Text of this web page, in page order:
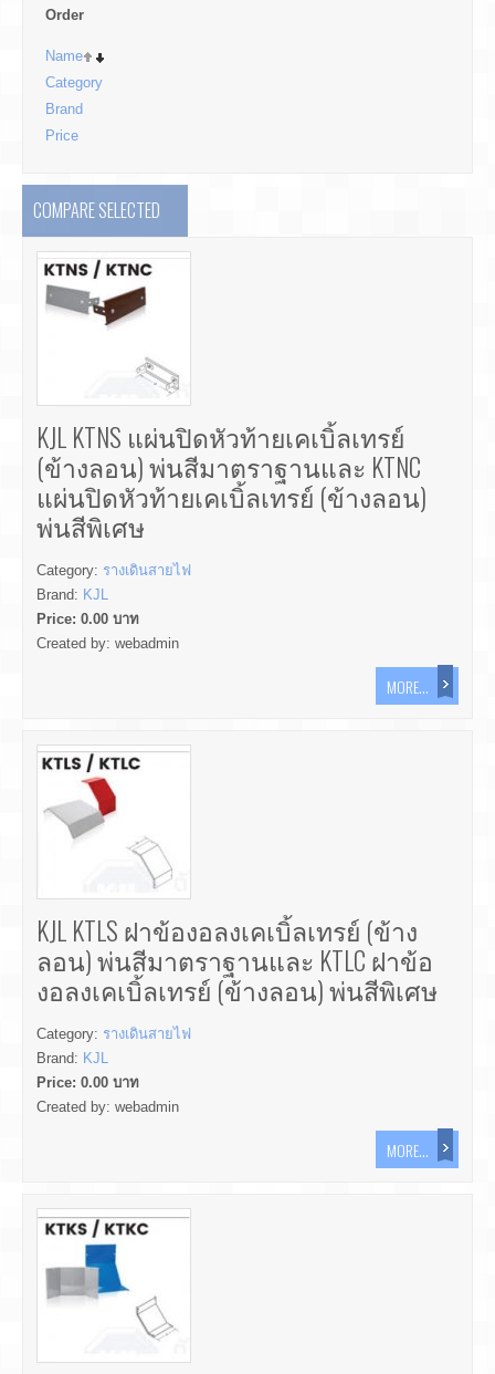
Order
Name
Category
Brand
Price
COMPARE SELECTED
KJL KTNS แผ่นปิดหัวท้ายเคเบิ้ลเทรย์
(ข้างลอน) พ่นสีมาตราฐานและ KTNC
แผ่นปิดหัวท้ายเคเบิ้ลเทรย์ (ข้างลอน)
พ่นสีพิเศษ
Category: รางเดินสายไฟ
Brand: KJL
Price: 0.00 บาท
Created by: webadmin
MORE...
KJL KTLS ฝาข้องอลงเคเบิ้ลเทรย์ (ข้าง
ลอน) พ่นสีมาตราฐานและ KTLC ฝาข้อ
งอลงเคเบิ้ลเทรย์ (ข้างลอน) พ่นสีพิเศษ
Category: รางเดินสายไฟ
Brand: KJL
Price: 0.00 บาท
Created by: webadmin
MORE...